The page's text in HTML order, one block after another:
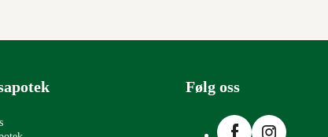
Følg oss
FacebookInstagram